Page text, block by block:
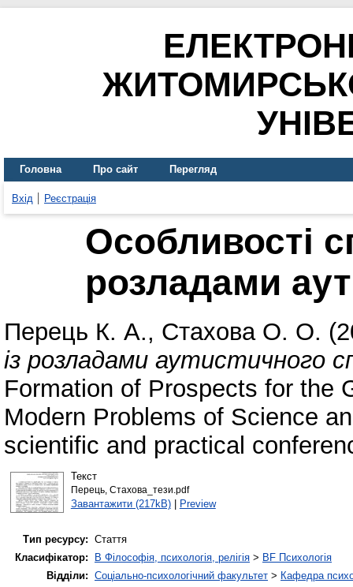
Головна Про сайт Перегляд
Вхід Реєстрація
Особливості
розладами
Перець К. А., Стахова О. О.
із розладами аутистичного
Formation of Prospects for the
Modern Problems of Science
scientific and practical
Текст
Перець, Стахова_тези.pdf
Завантажити (217kB)| Preview
Тип ресурсу: Стаття
Класифікатор:
B Філософія, психологія, релігія > BF Психологія
Відділи: Соціально-психологічний факультет > Кафедра